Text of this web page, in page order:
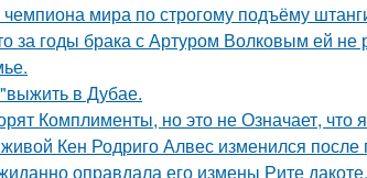
чемпиона мира по строгому подъёму
за годы брака с Артуром Волковым ей не
в Дубае.
Комплименты, но это не Означает, что
Кен Родриго Алвес изменился
оправдала его измены Рите дакоте.